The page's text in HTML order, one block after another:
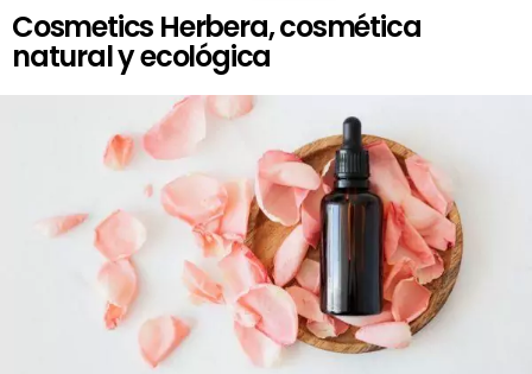
Cosmetics Herbera, cosmética
natural y ecológica